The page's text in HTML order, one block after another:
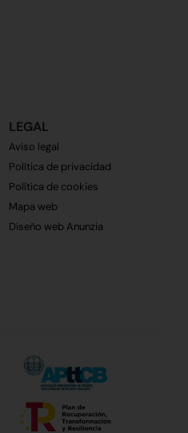
LEGAL
Aviso legal
Política de privacidad
Política de cookies
Mapa web
Diseño web Anunzia